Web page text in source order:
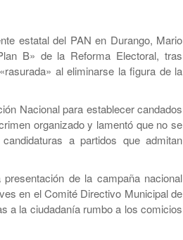
estatal del PAN en Durango, Mario
B» de la Reforma Electoral, tras
al eliminarse la figura de la
Nacional para establecer candados
organizado y lamentó que no se
a partidos que admitan
de la campaña nacional
en el Comité Directivo Municipal de
a la ciudadanía rumbo a los comicios